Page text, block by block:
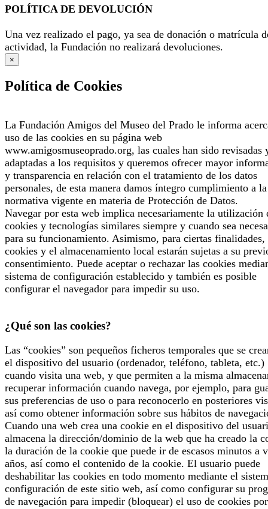
POLÍTICA DE DEVOLUCIÓN
Una vez realizado el pago, ya sea de donación o matrícula
actividad, la Fundación no realizará devoluciones.
×
Política de Cookies
La Fundación Amigos del Museo del Prado le informa
uso de las cookies en su página web
www.amigosmuseoprado.org, las cuales han sido revisadas
adaptadas a los requisitos y queremos ofrecer mayor
y transparencia en relación con el tratamiento de los datos
personales, de esta manera damos íntegro cumplimiento a la
normativa vigente en materia de Protección de Datos.
Navegar por esta web implica necesariamente la utilización
cookies y tecnologías similares siempre y cuando sea
para su funcionamiento. Asimismo, para ciertas finalidades,
cookies y el almacenamiento local estarán sujetas a su
consentimiento. Puede aceptar o rechazar las cookies
sistema de configuración establecido y también es posible
configurar el navegador para impedir su uso.
¿Qué son las cookies?
Las “cookies” son pequeños ficheros temporales que se
el dispositivo del usuario (ordenador, teléfono, tableta, etc.)
cuando visita una web, y que permiten a la misma
recuperar información cuando navega, por ejemplo, para
sus preferencias de uso o para reconocerlo en posteriores
así como obtener información sobre sus hábitos de
Cuando una web crea una cookie en el dispositivo del
almacena la dirección/dominio de la web que ha creado la
la duración de la cookie que puede ir de escasos minutos a
años, así como el contenido de la cookie. El usuario puede
deshabilitar las cookies en todo momento mediante el
configuración de este sitio web, así como configurar su
de navegación para impedir (bloquear) el uso de cookies